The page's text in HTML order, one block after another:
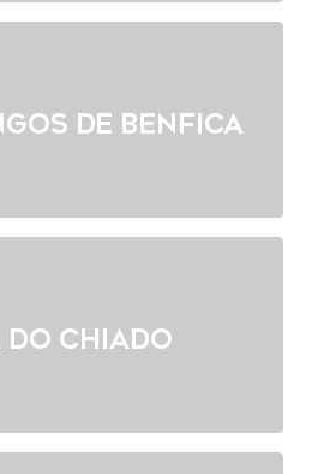
de Benfica
do Chiado